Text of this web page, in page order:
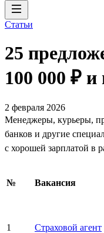
Статьи
25
100 000 ₽
2 февраля 2026
Менеджеры, курьеры,
банков и другие
с хорошей зарплатой в
№ Вакансия
1 Страховой агент